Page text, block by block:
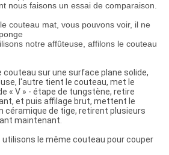
nous faisons un essai de comparaison.
couteau mat, vous pouvons voir, il ne
notre affûteuse, affilons le couteau
sur une surface plane solide,
l'autre tient le couteau, met le
« V » - étape de tungstène, retire
et puis affilage brut, mettent le
céramique de tige, retirent plusieurs
maintenant.
le même couteau pour couper